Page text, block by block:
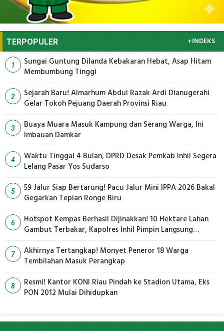
TERPOPULER +INDEKS
1
Sungai Guntung Dilanda Kebakaran Hebat, Asap Hitam
Membumbung Tinggi
2
Sejarah Baru! Almarhum Abdul Razak Ardi Dianugerahi
Gelar Tokoh Pejuang Daerah Provinsi Riau
3
Buaya Muara Masuk Kampung dan Serang Warga, Ini
Imbauan Damkar
4
Waktu Tinggal 4 Bulan, DPRD Desak Pemkab Inhil Segera
Lelang Pasar Yos Sudarso
5
59 Jalur Siap Bertarung! Pacu Jalur Mini IPPA 2026 Bakal
Gegarkan Tepian Ronge Biru
6
Hotspot Kempas Berhasil Dijinakkan! 10 Hektare Lahan
Gambut Terbakar, Kapolres Inhil Pimpin Langsung
7
Akhirnya Tertangkap! Monyet Peneror 18 Warga
Tembilahan Masuk Perangkap
8
Resmi! Kantor KONI Riau Pindah ke Stadion Utama, Eks
PON 2012 Mulai Dihidupkan